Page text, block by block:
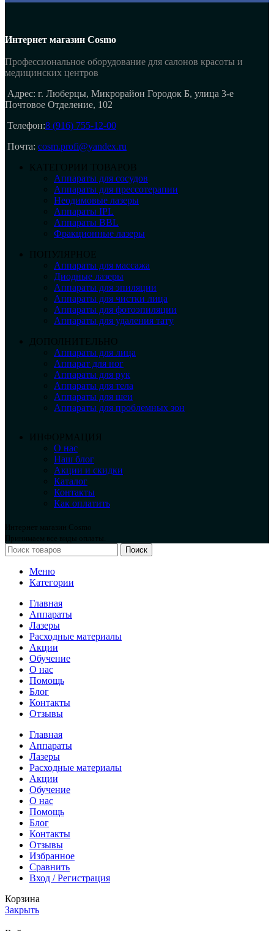
Интернет магазин Cosmo
Профессиональное оборудование для салонов красоты и
медицинских центров
Адрес: г. Люберцы, Микрорайон Городок Б, улица 3-е
Почтовое Отделение, 102
Телефон:8 (916) 755-12-00
Почта: cosm.profi@yandex.ru
КАТЕГОРИИ ТОВАРОВ
Аппараты для сосудов
Аппараты для прессотерапии
Неодимовые лазеры
Аппараты IPL
Аппараты BBL
Фракционные лазеры
ПОПУЛЯРНОЕ
Аппараты для массажа
Диодные лазеры
Аппараты для эпиляции
Аппараты для чистки лица
Аппараты для фотоэпиляции
Аппараты для удаления тату
ДОПОЛНИТЕЛЬНО
Аппараты для лица
Аппарат для ног
Аппараты для рук
Аппараты для тела
Аппараты для шеи
Аппараты для проблемных зон
ИНФОРМАЦИЯ
О нас
Наш блог
Акции и скидки
Каталог
Контакты
Как оплатить
Интернет магазин Cosmo
Принимаем все виды оплаты.
Поиск
Меню
Категории
Главная
Аппараты
Лазеры
Расходные материалы
Акции
Обучение
О нас
Помощь
Блог
Контакты
Отзывы
Главная
Аппараты
Лазеры
Расходные материалы
Акции
Обучение
О нас
Помощь
Блог
Контакты
Отзывы
Избранное
Сравнить
Вход / Регистрация
Корзина
Закрыть